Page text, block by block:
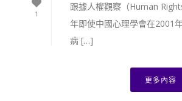
1
跟據人權觀察（Human
年即使中國心理學會在2001
病 […]
更多內容